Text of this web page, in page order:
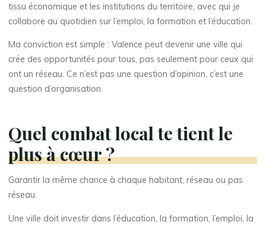
tissu économique et les institutions du territoire, avec qui je
collabore au quotidien sur l’emploi, la formation et l’éducation.
Ma conviction est simple : Valence peut devenir une ville qui
crée des opportunités pour tous, pas seulement pour ceux qui
ont un réseau. Ce n’est pas une question d’opinion, c’est une
question d’organisation.
Quel combat local te tient le
plus à cœur ?
Garantir la même chance à chaque habitant, réseau ou pas
réseau.
Une ville doit investir dans l’éducation, la formation, l’emploi, la